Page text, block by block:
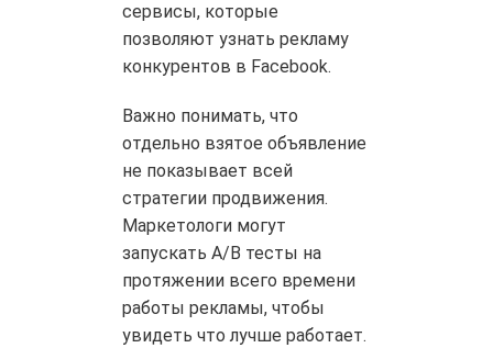
сервисы, которые
позволяют узнать рекламу
конкурентов в Facebook.
Важно понимать, что
отдельно взятое объявление
не показывает всей
стратегии продвижения.
Маркетологи могут
запускать A/B тесты на
протяжении всего времени
работы рекламы, чтобы
увидеть что лучше работает.